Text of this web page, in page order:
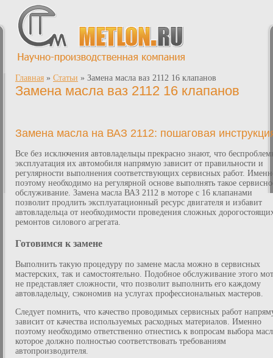
Главная » Статьи » Замена масла ваз 2112 16 клапанов
Замена масла ваз 2112 16 клапанов
Замена масла на ВАЗ 2112: пошаговая
Все без исключения автовладельцы прекрасно знают, что
эксплуатация их автомобиля напрямую зависит от правильности и
регулярности выполнения соответствующих сервисных работ.
поэтому необходимо на регулярной основе выполнять такое
обслуживание. Замена масла ВАЗ 2112 в моторе с 16 клапанами
позволит продлить эксплуатационный ресурс двигателя и избавит
автовладельца от необходимости проведения сложных
ремонтов силового агрегата.
Готовимся к замене
Выполнить такую процедуру по замене масла можно в сервисных
мастерских, так и самостоятельно. Подобное обслуживание этого
не представляет сложности, что позволит выполнить его каждому
автовладельцу, сэкономив на услугах профессиональных мастеров.
Следует помнить, что качество проводимых сервисных работ
зависит от качества используемых расходных материалов. Именно
поэтому необходимо ответственно отнестись к вопросам выбора
которое должно полностью соответствовать требованиям
автопроизводителя.